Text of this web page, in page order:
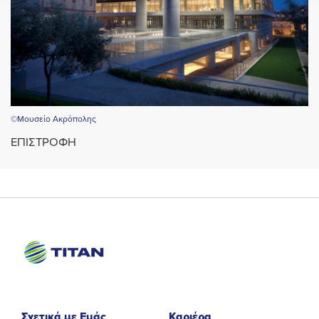
©Μουσείο Ακρόπολης
ΕΠΙΣΤΡΟΦΗ